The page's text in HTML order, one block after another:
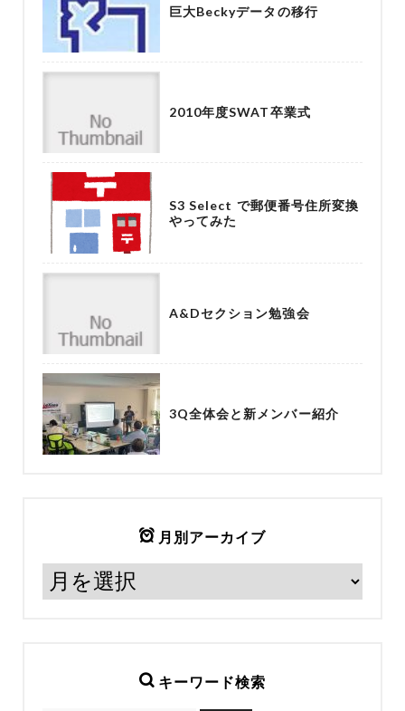
巨大Beckyデータの移行
2010年度SWAT卒業式
S3 Select で郵便番号住所変換
やってみた
A&Dセクション勉強会
3Q全体会と新メンバー紹介
月別アーカイブ
キーワード検索